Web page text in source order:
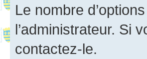
Le nombre
l’administrateur. Si
contactez-le.